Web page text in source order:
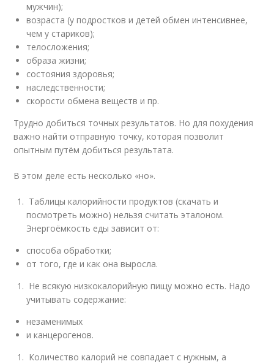
мужчин);
возраста (у подростков и детей обмен интенсивнее,
чем у стариков);
телосложения;
образа жизни;
состояния здоровья;
наследственности;
скорости обмена веществ и пр.
Трудно добиться точных результатов. Но для похудения
важно найти отправную точку, которая позволит
опытным путём добиться результата.
В этом деле есть несколько «но».
Таблицы калорийности продуктов (скачать и
посмотреть можно) нельзя считать эталоном.
Энергоёмкость еды зависит от:
способа обработки;
от того, где и как она выросла.
Не всякую низкокалорийную пищу можно есть. Надо
учитывать содержание:
незаменимых
и канцерогенов.
Количество калорий не совпадает с нужным, а